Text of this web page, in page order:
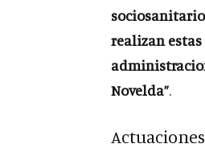
realizan
Novelda”.